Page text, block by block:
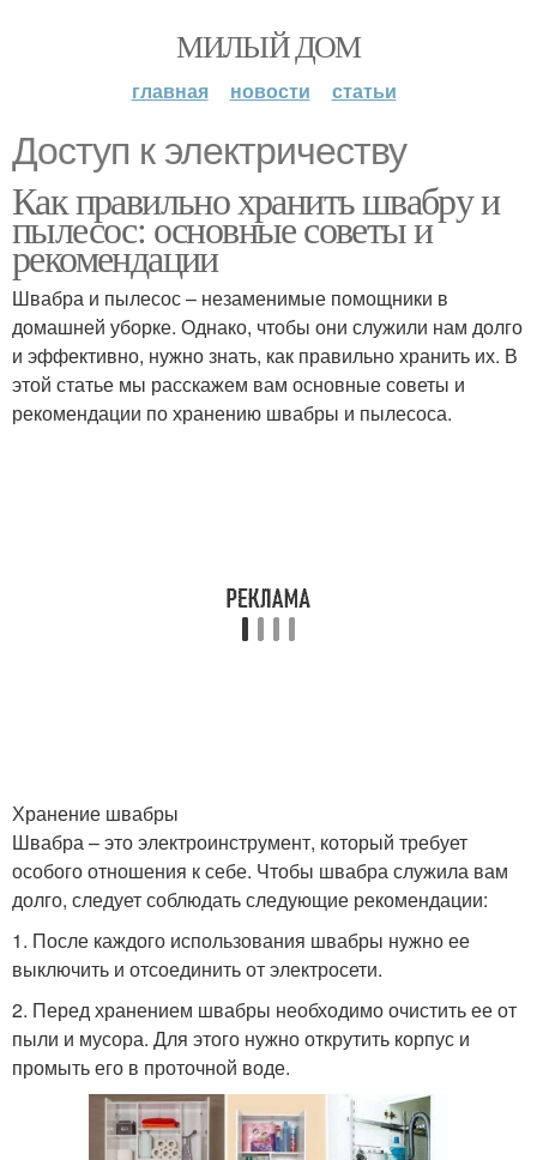
МИЛЫЙ ДОМ
главная новости статьи
Доступ к электричеству
Как правильно хранить швабру и
пылесос: основные советы и
рекомендации
Швабра и пылесос – незаменимые помощники в
домашней уборке. Однако, чтобы они служили нам долго
и эффективно, нужно знать, как правильно хранить их. В
этой статье мы расскажем вам основные советы и
рекомендации по хранению швабры и пылесоса.
Хранение швабры
Швабра – это электроинструмент, который требует
особого отношения к себе. Чтобы швабра служила вам
долго, следует соблюдать следующие рекомендации:
1. После каждого использования швабры нужно ее
выключить и отсоединить от электросети.
2. Перед хранением швабры необходимо очистить ее от
пыли и мусора. Для этого нужно открутить корпус и
промыть его в проточной воде.